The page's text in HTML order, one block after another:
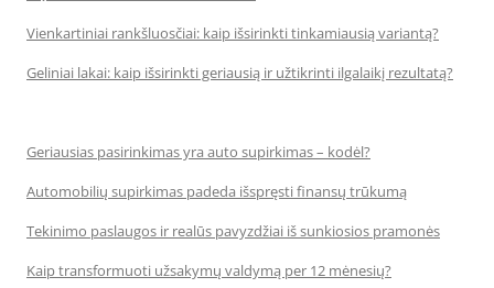
Vienkartiniai rankšluosčiai: kaip išsirinkti tinkamiausią variantą?
Geliniai lakai: kaip išsirinkti geriausią ir užtikrinti ilgalaikį rezultatą?
Geriausias pasirinkimas yra auto supirkimas – kodėl?
Automobilių supirkimas padeda išspręsti finansų trūkumą
Tekinimo paslaugos ir realūs pavyzdžiai iš sunkiosios pramonės
Kaip transformuoti užsakymų valdymą per 12 mėnesių?